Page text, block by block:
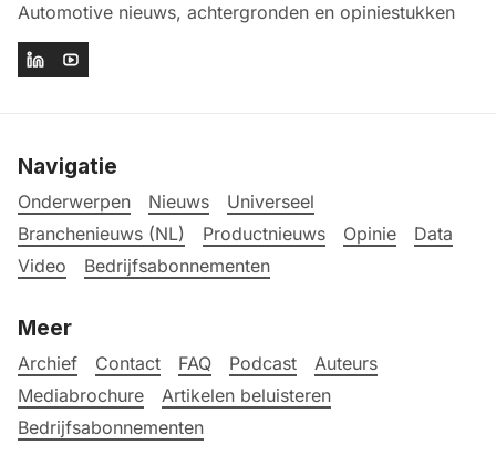
Automotive nieuws, achtergronden en opiniestukken
Navigatie
Onderwerpen Nieuws
Universeel
Branchenieuws (NL)
Productnieuws Opinie
Data
Video
Bedrijfsabonnementen
Meer
Archief Contact FAQ Podcast
Auteurs
Mediabrochure
Artikelen beluisteren
Bedrijfsabonnementen